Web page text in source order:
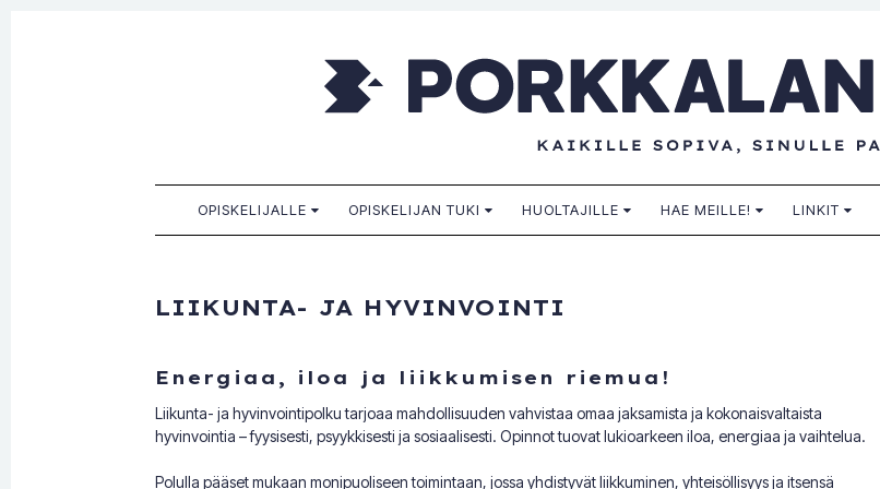
Porkkalan lukio
Kaikille sopiva, sinulle paras!
OPISKELIJALLE
OPISKELIJAN TUKI HUOLTAJILLE HAE MEILLE! LINKIT
LIIKUNTA- JA HYVINVOINTI
Energiaa, iloa ja liikkumisen riemua!
Liikunta- ja hyvinvointipolku tarjoaa mahdollisuuden vahvistaa omaa jaksamista ja kokonaisvaltaista
hyvinvointia – fyysisesti, psyykkisesti ja sosiaalisesti. Opinnot tuovat lukioarkeen iloa, energiaa ja vaihtelua.
Polulla pääset mukaan monipuoliseen toimintaan, jossa yhdistyvät liikkuminen, yhteisöllisyys ja itsensä